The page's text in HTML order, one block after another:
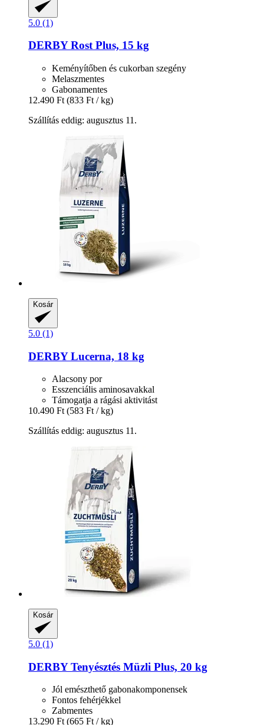
5.0 (1)
DERBYRost Plus, 15 kg
Keményítőben és cukorban szegény
Melaszmentes
Gabonamentes
12.490 Ft (833 Ft / kg)
Szállítás eddig: augusztus 11.
Kosár
5.0 (1)
DERBYLucerna, 18 kg
Alacsony por
Esszenciális aminosavakkal
Támogatja a rágási aktivitást
10.490 Ft (583 Ft / kg)
Szállítás eddig: augusztus 11.
Kosár
5.0 (1)
DERBYTenyésztés Müzli Plus, 20 kg
Jól emészthető gabonakomponensek
Fontos fehérjékkel
Zabmentes
13.290 Ft (665 Ft / kg)